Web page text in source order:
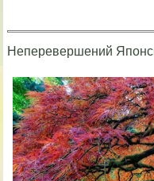
Неперевершений